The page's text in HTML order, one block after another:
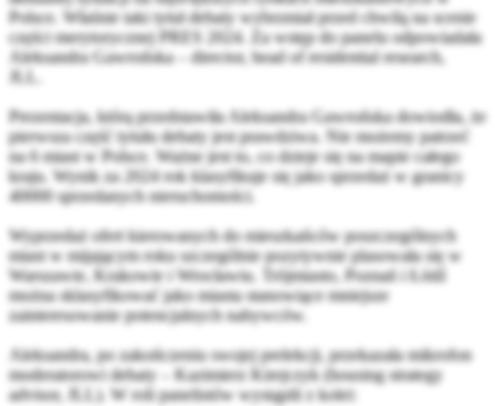
Polsce. Właśnie taki tytuł debaty wybrzmiał przed chwilą na scenie
części merytorycznej PRES 2024. Za wstęp do panelu odpowiadała
Aleksandra Gawrońska – director, head of residential research,
JLL
Prezentacja, którą przedstawiła Aleksandra Gawrońska dowiodła, że
pierwsza część tytułu debaty jest prawdziwa. Nie możemy patrzeć
na 6 miast w Polsce. Ważne jest to, co dzieje się na mapie całego
kraju. Wynik za 2024 rok klasyfikuje się jako sprzedaż w granicy
40000 sprzedanych nieruchomości.
Wyprzedaż ofert kierowanych do mieszkańców poszczególnych
miast w mijającym roku szczególnie pozytywnie plasowała się w
Warszawie, Krakowie i Wrocławiu. Trójmiasto, Poznań i Łódź
można sklasyfikować jako miasta stanowiące mniejsze
zainteresowanie potencjalnych nabywców.
Aleksandra, po zakończeniu swojej prelekcji, przekazała mikrofon
moderatorowi debaty – Kazimierz Kirejczyk (housing strategy
advisor, JLL). W roli panelistów wystąpili z kolei: